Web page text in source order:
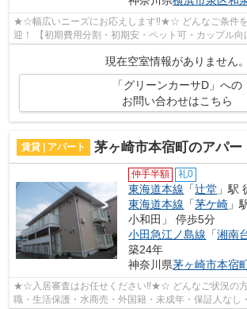
★☆幅広いニーズにお応えします‼★☆ どんなご条件
迎！ 【初期費用分割・初期安・ペット可・カップル
新築・デザイナーズなど】 ネット非公開...
現在空室情報がありません。
「グリーンカーサD」への
お問い合わせはこちら
賃貸 | アパート 茅ヶ崎市本宿町のアパー
仲手半額 礼0
東海道本線 「辻堂 」駅
東海道本線 「茅ケ崎 」
小和田」 停歩5分
小田急江ノ島線 「湘南
築24年
神奈川県茅ヶ崎市本宿
★☆入居審査はお任せください‼★☆ どんなご状況の
職・生活保護・水商売・外国籍・未成年・保証人なし